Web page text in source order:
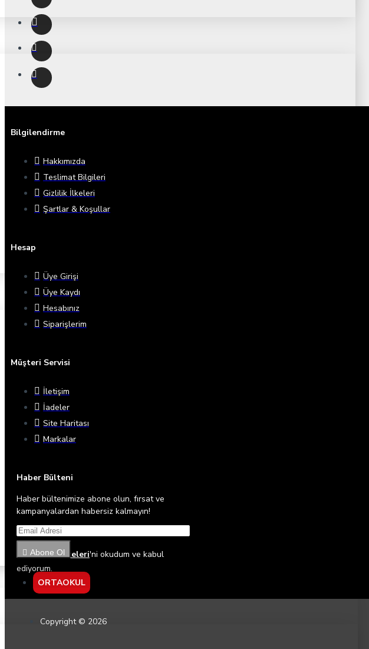
ORTAOKUL
Bilgilendirme
Hakkımızda
Teslimat Bilgileri
Gizlilik İlkeleri
Şartlar & Koşullar
Hesap
Üye Girişi
Üye Kaydı
Hesabınız
Siparişlerim
Müşteri Servisi
İletişim
İadeler
Site Haritası
Markalar
Haber Bülteni
Haber bültenimize abone olun, fırsat ve
kampanyalardan habersiz kalmayın!
Abone Ol
Gizlilik İlkeleri'ni okudum ve kabul
ediyorum.
Copyright © 2026